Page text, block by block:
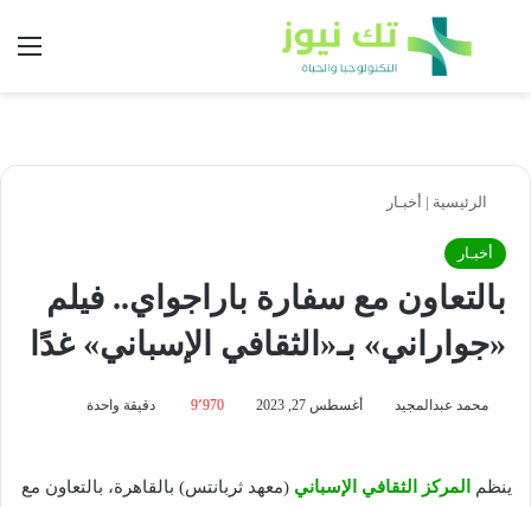
بحث عن
الرئيسية | أخبـار
أخبـار
بالتعاون مع سفارة باراجواي.. فيلم
«جواراني» بـ«الثقافي الإسباني» غدًا
محمد عبدالمجيد أغسطس 27, 2023 9٬970 دقيقة واحدة
ينظم المركز الثقافي الإسباني (معهد ثربانتس) بالقاهرة، بالتعاون مع